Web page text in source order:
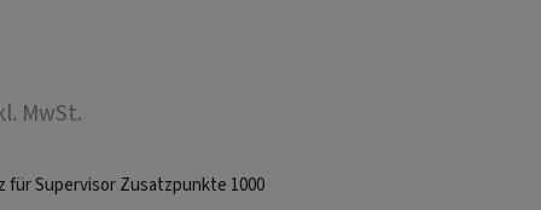
MwSt.
für Supervisor Zusatzpunkte 1000